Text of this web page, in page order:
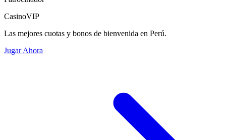
CasinoVIP
Las mejores cuotas y bonos de bienvenida en Perú.
Jugar Ahora